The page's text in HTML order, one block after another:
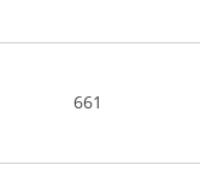
661